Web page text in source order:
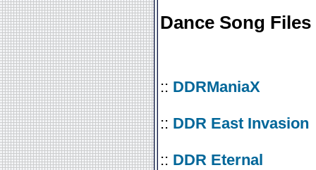
Dance Song Files
:: DDRManiaX
:: DDR East Invasion
:: DDR Eternal